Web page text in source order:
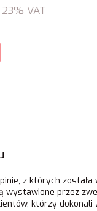
23% VAT
z których została
wystawione przez
którzy dokonali